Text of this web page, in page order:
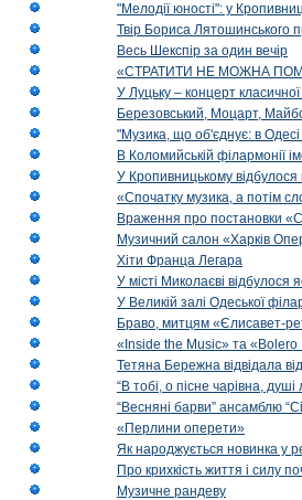
"Мелодії юності": у
Твір Бориса Лятошинського
Весь Шекспір за один вечір
«СТРАТИТИ НЕ МОЖНА
У Луцьку – концерт
Березовський, Моцарт,
"Музика, що об'єднує: в
В Коломийській філармонії
У Кропивницькому
«Спочатку музика, а потім
Враження про постановки
Музичний салон «Харків
Хіти Франца Легара
У місті Миколаєві
У Великій залі Одеської
Браво, митцям «Єлисавет-
«Inside the Music» та «Bolero
Тетяна Бережна відвідала
“В тобі, о пісне чарівна,
“Весняні барви” ансамблю
«Перлини оперети»
Як народжується новинка у
Про крихкість життя і силу
Музичне рандеву